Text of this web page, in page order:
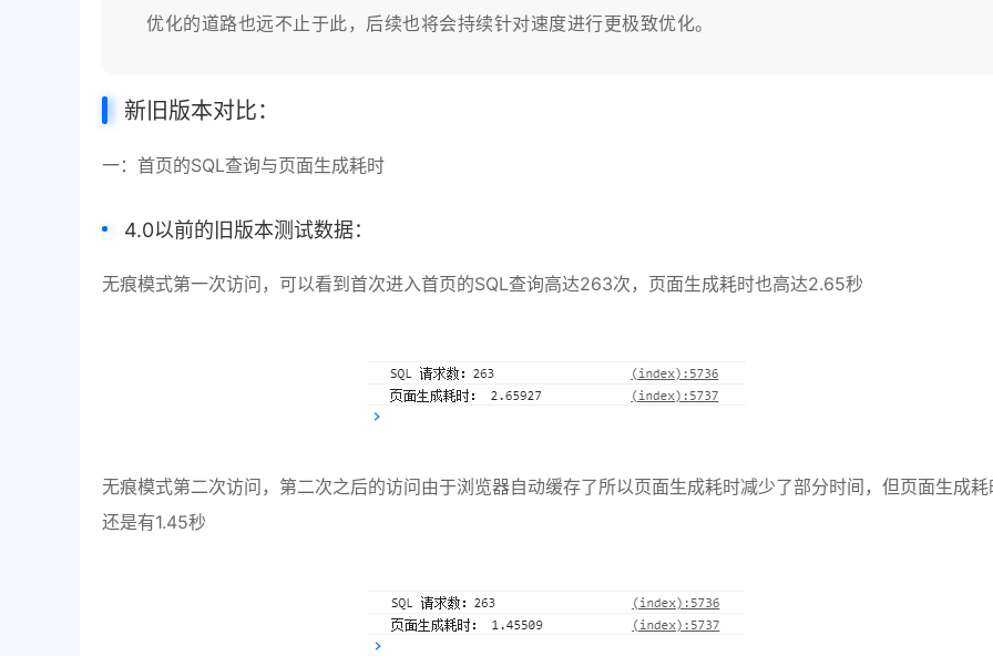
优化的道路也远不止于此，后续也将会持续针对速度进行更极致优化。
新旧版本对比：
一：首页的SQL查询与页面生成耗时
4.0以前的旧版本测试数据：
无痕模式第一次访问，可以看到首次进入首页的SQL查询高达263次，页面生成耗时也高达2.65秒
无痕模式第二次访问，第二次之后的访问由于浏览器自动缓存了所以页面生成耗时减少了部分时间，但页面生成耗
还是有1.45秒